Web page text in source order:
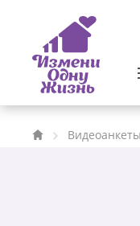
Видеоанкеты